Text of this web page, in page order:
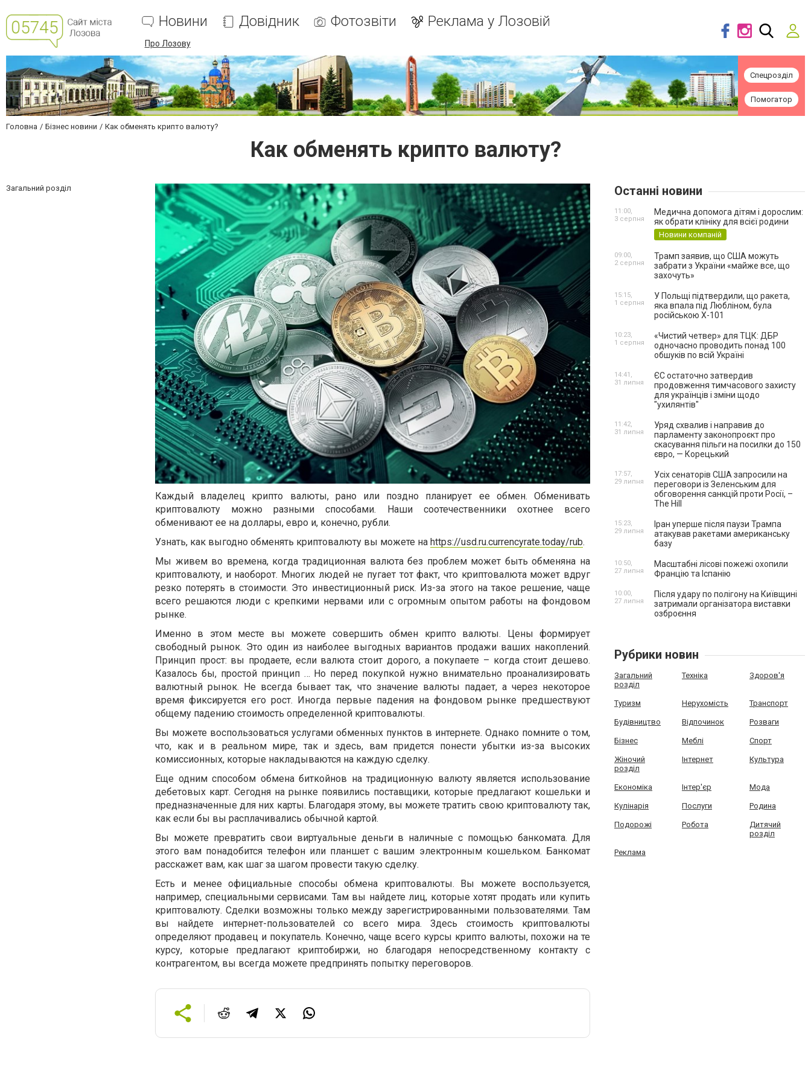
Новини Довідник Фотозвіти Реклама у Лозовій
Про Лозову
Спецрозділ
Помогатор
Головна Бізнес новини Как обменять крипто валюту?
Как обменять крипто валюту?
Загальний розділ
Каждый владелец крипто валюты, рано или поздно планирует ее обмен. Обменивать
криптовалюту можно разными способами. Наши соотечественники охотнее всего
обменивают ее на доллары, евро и, конечно, рубли.
Узнать, как выгодно обменять криптовалюту вы можете на https://usd.ru.currencyrate.today/rub.
Мы живем во времена, когда традиционная валюта без проблем может быть обменяна на
криптовалюту, и наоборот. Многих людей не пугает тот факт, что криптовалюта может вдруг
резко потерять в стоимости. Это инвестиционный риск. Из-за этого на такое решение, чаще
всего решаются люди с крепкими нервами или с огромным опытом работы на фондовом
рынке.
Именно в этом месте вы можете совершить обмен крипто валюты. Цены формирует
свободный рынок. Это один из наиболее выгодных вариантов продажи ваших накоплений.
Принцип прост: вы продаете, если валюта стоит дорого, а покупаете – когда стоит дешево.
Казалось бы, простой принцип … Но перед покупкой нужно внимательно проанализировать
валютный рынок. Не всегда бывает так, что значение валюты падает, а через некоторое
время фиксируется его рост. Иногда первые падения на фондовом рынке предшествуют
общему падению стоимость определенной криптовалюты.
Вы можете воспользоваться услугами обменных пунктов в интернете. Однако помните о том,
что, как и в реальном мире, так и здесь, вам придется понести убытки из-за высоких
комиссионных, которые накладываются на каждую сделку.
Еще одним способом обмена биткойнов на традиционную валюту является использование
дебетовых карт. Сегодня на рынке появились поставщики, которые предлагают кошельки и
предназначенные для них карты. Благодаря этому, вы можете тратить свою криптовалюту так,
как если бы вы расплачивались обычной картой.
Вы можете превратить свои виртуальные деньги в наличные с помощью банкомата. Для
этого вам понадобится телефон или планшет с вашим электронным кошельком. Банкомат
расскажет вам, как шаг за шагом провести такую сделку.
Есть и менее официальные способы обмена криптовалюты. Вы можете воспользуется,
например, специальными сервисами. Там вы найдете лиц, которые хотят продать или купить
криптовалюту. Сделки возможны только между зарегистрированными пользователями. Там
вы найдете интернет-пользователей со всего мира. Здесь стоимость криптовалюты
определяют продавец и покупатель. Конечно, чаще всего курсы крипто валюты, похожи на те
курсу, которые предлагают криптобиржи, но благодаря непосредственному контакту с
контрагентом, вы всегда можете предпринять попытку переговоров.
Останні новини
Медична допомога дітям і дорослим:
як обрати клініку для всієї родини
Новини компаній
11:00,
3 серпня
Трамп заявив, що США можуть
забрати з України «майже все, що
захочуть»
09:00,
2 серпня
У Польщі підтвердили, що ракета,
яка впала під Любліном, була
російською Х-101
15:15,
1 серпня
«Чистий четвер» для ТЦК: ДБР
одночасно проводить понад 100
обшуків по всій Україні
10:23,
1 серпня
ЄС остаточно затвердив
продовження тимчасового захисту
для українців і зміни щодо
"ухилянтів"
14:41,
31 липня
Уряд схвалив і направив до
парламенту законопроєкт про
скасування пільги на посилки до 150
євро, — Корецький
11:42,
31 липня
Усіх сенаторів США запросили на
переговори із Зеленським для
обговорення санкцій проти Росії, –
The Hill
17:57,
29 липня
Іран уперше після паузи Трампа
атакував ракетами американську
базу
15:23,
29 липня
Масштабні лісові пожежі охопили
Францію та Іспанію
10:50,
27 липня
Після удару по полігону на Київщині
затримали організатора виставки
озброєння
10:00,
27 липня
Рубрики новин
Загальний
розділ
Техніка Здоров'я
Туризм Нерухомість Транспорт
Будівництво Відпочинок Розваги
Бізнес Меблі Спорт
Жіночий
розділ
Інтернет Культура
Економіка Інтер'єр Мода
Кулінарія Послуги Родина
Подорожі Робота
Дитячий
розділ
Реклама